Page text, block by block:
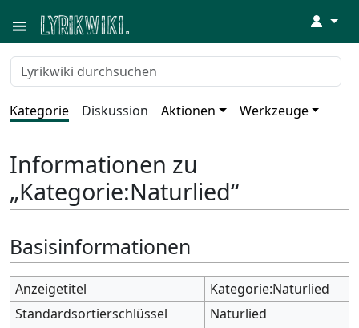
↓
Kategorie Diskussion Aktionen Werkzeuge
Informationen zu
„Kategorie:Naturlied“
Basisinformationen
Anzeigetitel
Kategorie:Naturlied
Standardsortierschlüssel
Naturlied